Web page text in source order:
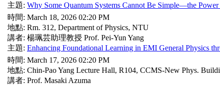
主題: Why Some Quantum Systems Cannot Be Simple—the
時間: March 18, 2026 02:20 PM
地點: Rm. 312, Department of Physics, NTU
講者: 楊珮芸助理教授 Prof. Pei-Yun Yang
主題: Enhancing Foundational Learning in EMI General Physics
時間: March 17, 2026 02:20 PM
地點: Chin-Pao Yang Lecture Hall, R104, CCMS-New Phys.
講者: Prof. Masaki Azuma